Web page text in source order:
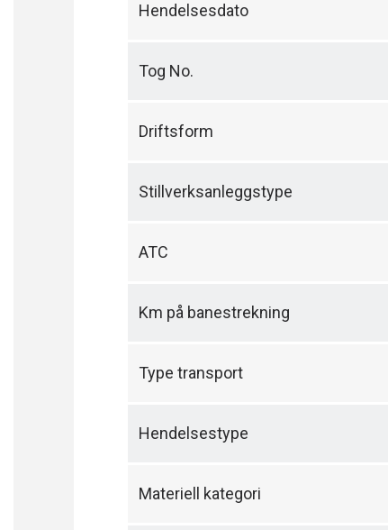
Hendelsesdato
Tog No.
Driftsform
Stillverksanleggstype
ATC
Km på banestrekning
Type transport
Hendelsestype
Materiell kategori